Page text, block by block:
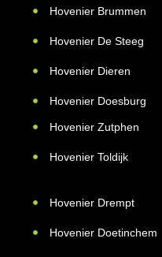
Hovenier Brummen
Hovenier De Steeg
Hovenier Dieren
Hovenier Doesburg
Hovenier Zutphen
Hovenier Toldijk
Hovenier Drempt
Hovenier Doetinchem